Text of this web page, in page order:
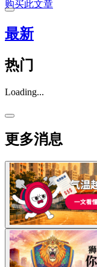
购买此文章
最新
热门
Loading...
更多消息